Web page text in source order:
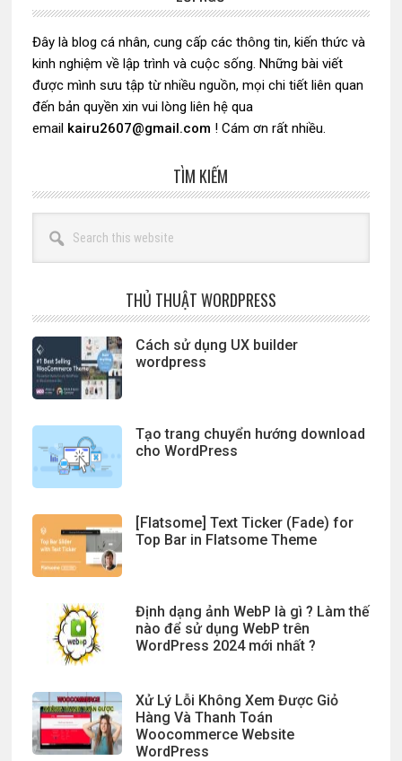
chính
Đây là blog cá nhân, cung cấp các thông tin, kiến thức và
kinh nghiệm về lập trình và cuộc sống. Những bài viết
được mình sưu tập từ nhiều nguồn, mọi chi tiết liên quan
đến bản quyền xin vui lòng liên hệ qua
email kairu2607@gmail.com ! Cám ơn rất nhiều.
TÌM KIẾM
this
website
THỦ THUẬT WORDPRESS
Cách sử dụng UX builder
wordpress
Tạo trang chuyển hướng download
cho WordPress
[Flatsome] Text Ticker (Fade) for
Top Bar in Flatsome Theme
Định dạng ảnh WebP là gì ? Làm thế
nào để sử dụng WebP trên
WordPress 2024 mới nhất ?
Xử Lý Lỗi Không Xem Được Giỏ
Hàng Và Thanh Toán
Woocommerce Website
WordPress